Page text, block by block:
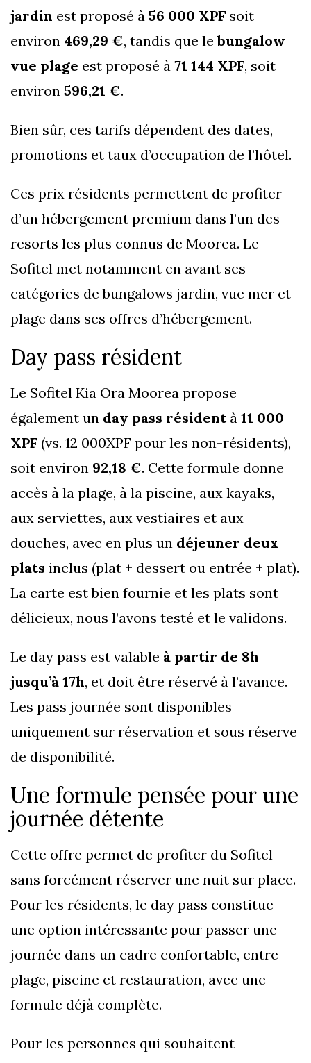
jardin est proposé à 56 000 XPF soit
environ 469,29 €, tandis que lebungalow
vue plage est proposé à 71 144 XPF, soit
environ 596,21 €.
Bien sûr, ces tarifs dépendent des dates,
promotions et taux d’occupation de l’hôtel.
Ces prix résidents permettent de profiter
d’un hébergement premium dans l’un des
resorts les plus connus de Moorea. Le
Sofitel met notamment en avant ses
catégories de bungalows jardin, vue mer et
plage dans ses offres d’hébergement.
Day pass résident
Le Sofitel Kia Ora Moorea propose
également un day pass résidentà 11 000
XPF (vs. 12 000XPF pour les non-résidents),
soit environ 92,18 €. Cette formule donne
accès à la plage, à la piscine, aux kayaks,
aux serviettes, aux vestiaires et aux
douches, avec en plus un déjeuner deux
plats inclus (plat + dessert ou entrée + plat).
La carte est bien fournie et les plats sont
délicieux, nous l’avons testé et le validons.
Le day pass est valable à partir de 8h
jusqu’à 17h, et doit être réservé à l’avance.
Les pass journée sont disponibles
uniquement sur réservation et sous réserve
de disponibilité.
Une formule pensée pour une
journée détente
Cette offre permet de profiter du Sofitel
sans forcément réserver une nuit sur place.
Pour les résidents, le day pass constitue
une option intéressante pour passer une
journée dans un cadre confortable, entre
plage, piscine et restauration, avec une
formule déjà complète.
Pour les personnes qui souhaitent